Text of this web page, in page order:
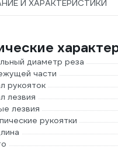
И ХАРАКТЕРИСТИКИ
диаметр реза
части
рукояток
лезвия
лезвия
рукоятки